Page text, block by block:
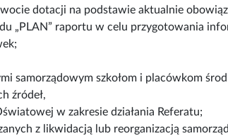
dotacji na podstawie aktualnie
„PLAN” raportu w celu przygotowania
samorządowym szkołom i placówkom
źródeł,
w zakresie działania Referatu;
z likwidacją lub reorganizacją